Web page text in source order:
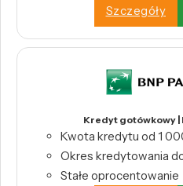
Szczegóły
Kredyt gotówkowy |
Kwota kredytu od 1
Okres kredytowania
Stałe oprocentowanie